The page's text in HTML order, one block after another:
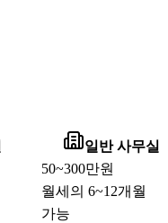
일반 사무실
50~300만원
월세의 6~12개월
가능